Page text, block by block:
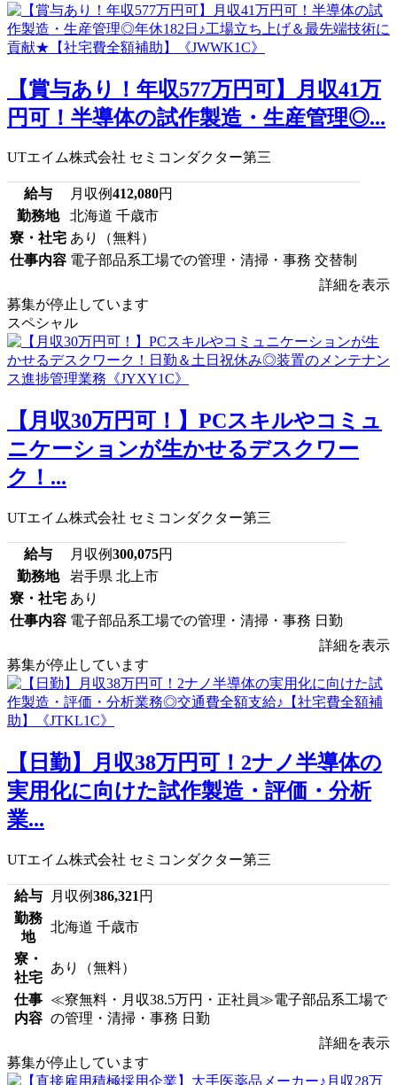
【賞与あり！年収577万円可】月収41万
円可！半導体の試作製造・生産管理◎...
UTエイム株式会社 セミコンダクター第三
給与 月収例412,080円
勤務地
北海道 千歳市
寮・社宅 あり（無料）
仕事内容 電子部品系工場での管理・清掃・事務 交替制
詳細を表示
募集が停止しています
スペシャル
【月収30万円可！】PCスキルやコミュ
ニケーションが生かせるデスクワー
ク！...
UTエイム株式会社 セミコンダクター第三
給与 月収例300,075円
勤務地
岩手県 北上市
寮・社宅 あり
仕事内容 電子部品系工場での管理・清掃・事務 日勤
詳細を表示
募集が停止しています
【日勤】月収38万円可！2ナノ半導体の
実用化に向けた試作製造・評価・分析
業...
UTエイム株式会社 セミコンダクター第三
給与 月収例386,321 円
勤務
地
北海道 千歳市
寮・
社宅
あり（無料）
仕事
内容
≪寮無料・月収38.5万円・正社員≫電子部品系工場で
の管理・清掃・事務 日勤
詳細を表示
募集が停止しています